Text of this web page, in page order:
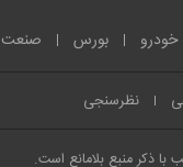
خودرو بورس صنعت
نظرسنجی
ذکر منبع بلامانع است.